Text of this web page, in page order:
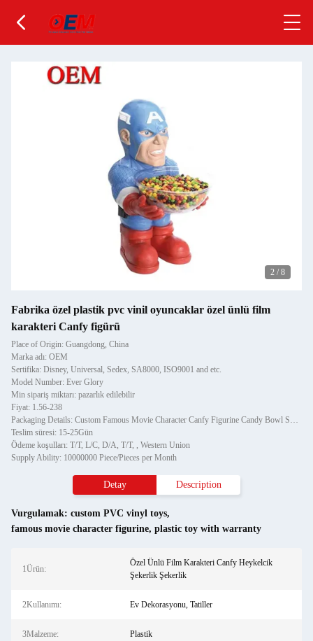
2 / 8
Fabrika özel plastik pvc vinil oyuncaklar özel ünlü film
karakteri Canfy figürü
Place of Origin: Guangdong, China
Marka adı: OEM
Sertifika: Disney, Universal, Sedex, SA8000, ISO9001 and etc.
Model Number: Ever Glory
Min sipariş miktarı: pazarlık edilebilir
Fiyat: 1.56-238
Packaging Details: Custom Famous Movie Character Canfy Figurine Candy Bowl Sugar Holder
Teslim süresi: 15-25Gün
Ödeme koşulları: T/T, L/C, D/A, T/T, , Western Union
Supply Ability: 10000000 Piece/Pieces per Month
Detay Description
Vurgulamak: custom PVC vinyl toys,
famous movie character figurine, plastic toy with warranty
1Ürün:
Özel Ünlü Film Karakteri Canfy Heykelcik
Şekerlik Şekerlik
2Kullanımı: Ev Dekorasyonu, Tatiller
3Malzeme: Plastik